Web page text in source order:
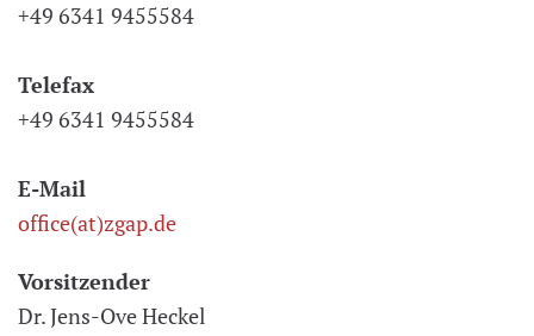
+49 6341 9455584
Telefax
+49 6341 9455584
E-Mail
office(at)zgap.de
Vorsitzender
Dr. Jens-Ove Heckel